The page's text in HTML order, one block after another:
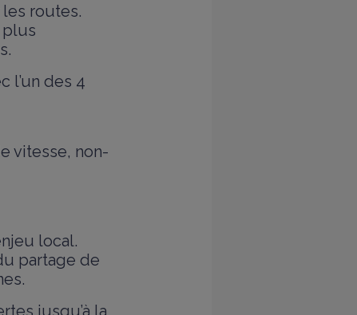
routes.
plus
l’un des 4
vitesse, non-
local.
partage de
jusqu’à la